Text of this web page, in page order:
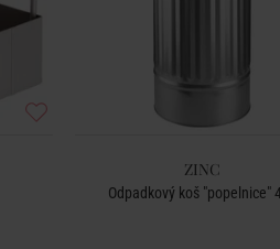
ZINC
Odpadkový koš "popelnice"